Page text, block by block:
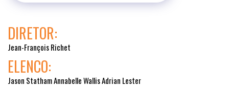
DIRETOR:
Jean-François Richet
ELENCO:
Jason Statham Annabelle Wallis Adrian Lester